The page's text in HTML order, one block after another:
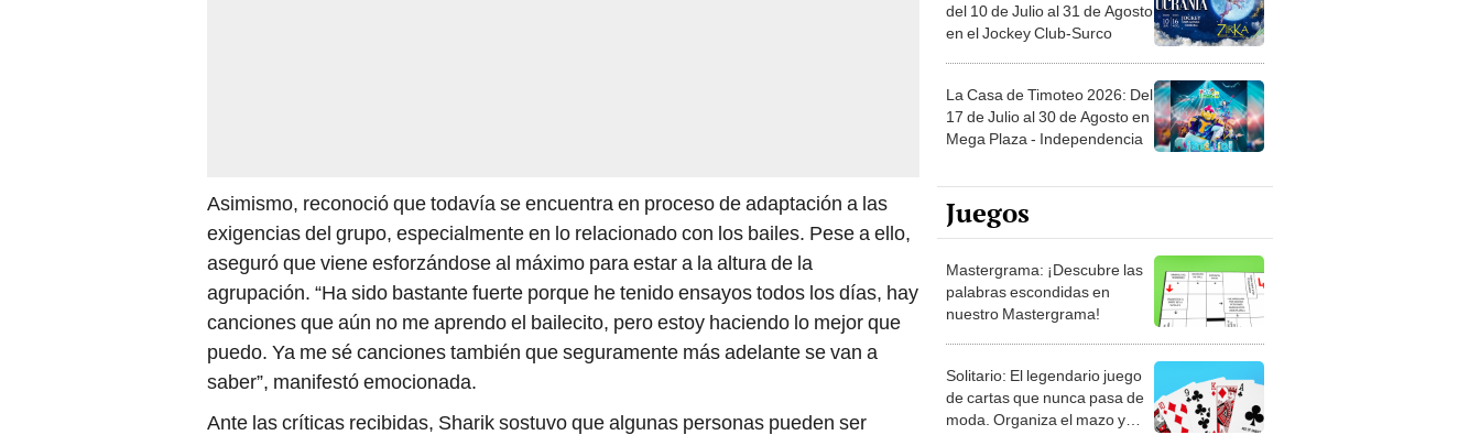
Asimismo, reconoció que todavía se encuentra en proceso de adaptación a las
exigencias del grupo, especialmente en lo relacionado con los bailes. Pese a ello,
aseguró que viene esforzándose al máximo para estar a la altura de la
agrupación. “Ha sido bastante fuerte porque he tenido ensayos todos los días, hay
canciones que aún no me aprendo el bailecito, pero estoy haciendo lo mejor que
puedo. Ya me sé canciones también que seguramente más adelante se van a
saber”, manifestó emocionada.
Ante las críticas recibidas, Sharik sostuvo que algunas personas pueden ser
del 10 de Julio al 31 de Agosto
en el Jockey Club-Surco
La Casa de Timoteo 2026: Del
17 de Julio al 30 de Agosto en
Mega Plaza - Independencia
Juegos
Mastergrama: ¡Descubre las
palabras escondidas en
nuestro Mastergrama!
Solitario: El legendario juego
de cartas que nunca pasa de
moda. Organiza el mazo y